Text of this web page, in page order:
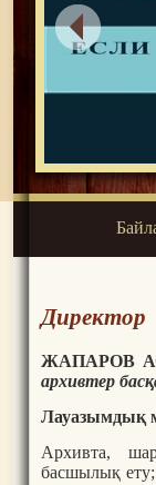
Директор
ЖАПАРОВ
архивтер
Лауазымдық
Архивта,
басшылық